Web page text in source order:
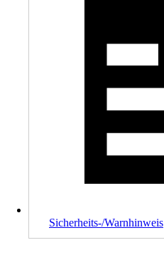
Sicherheits-/Warnhinweis